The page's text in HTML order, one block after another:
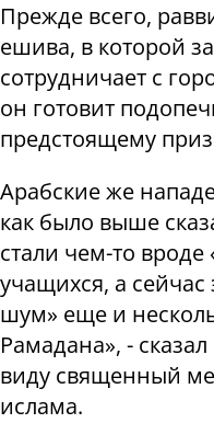
Прежде всего,
ешива, в которой
сотрудничает с
он готовит
предстоящему
Арабские же
как было выше
стали чем-то
учащихся, а
шум» еще и
Рамадана», -
виду священный
ислама.